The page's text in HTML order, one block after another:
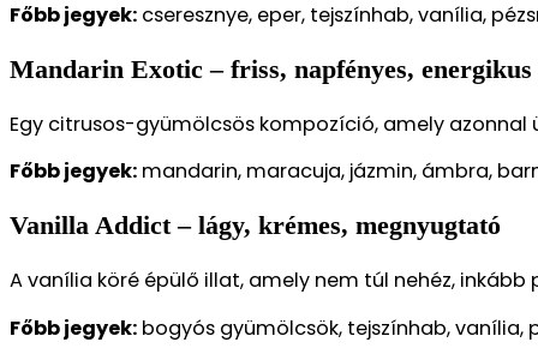
Főbb jegyek: cseresznye, eper, tejszínhab, vanília,
Mandarin Exotic – friss, napfényes, energikus
Egy citrusos-gyümölcsös kompozíció, amely azonnal
Főbb jegyek: mandarin, maracuja, jázmin, ámbra,
Vanilla Addict – lágy, krémes, megnyugtató
A vanília köré épülő illat, amely nem túl nehéz, inkább
Főbb jegyek: bogyós gyümölcsök, tejszínhab, vanília,